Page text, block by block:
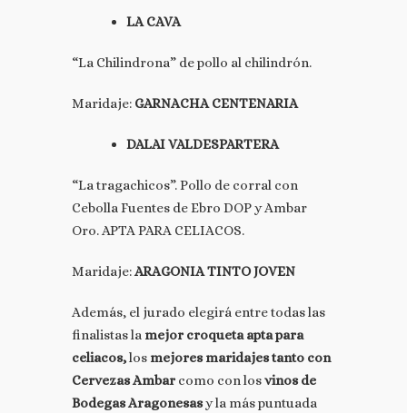
LA CAVA
“La Chilindrona” de pollo al chilindrón.
Maridaje: GARNACHA CENTENARIA
DALAI VALDESPARTERA
“La tragachicos”. Pollo de corral con
Cebolla Fuentes de Ebro DOP y Ambar
Oro. APTA PARA CELIACOS.
Maridaje:ARAGONIA TINTO JOVEN
Además, el jurado elegirá entre todas las
finalistas la mejor croqueta apta para
celiacos,los mejores maridajes tanto con
Cervezas Ambar como con losvinos de
Bodegas Aragonesasy la más puntuada